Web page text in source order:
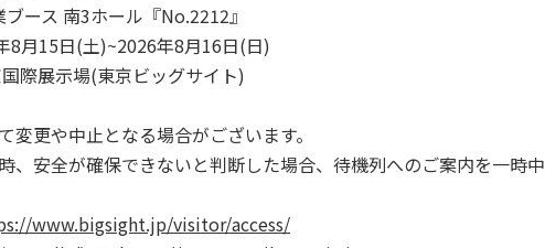
ース 南3ホール『No.2212』
8月15日(土)~2026年8月16日(日)
際展示場(東京ビッグサイト)
変更や中止となる場合がございます。
、安全が確保できないと判断した場合、待機列へのご案内を一時
www.bigsight.jp/visitor/access/